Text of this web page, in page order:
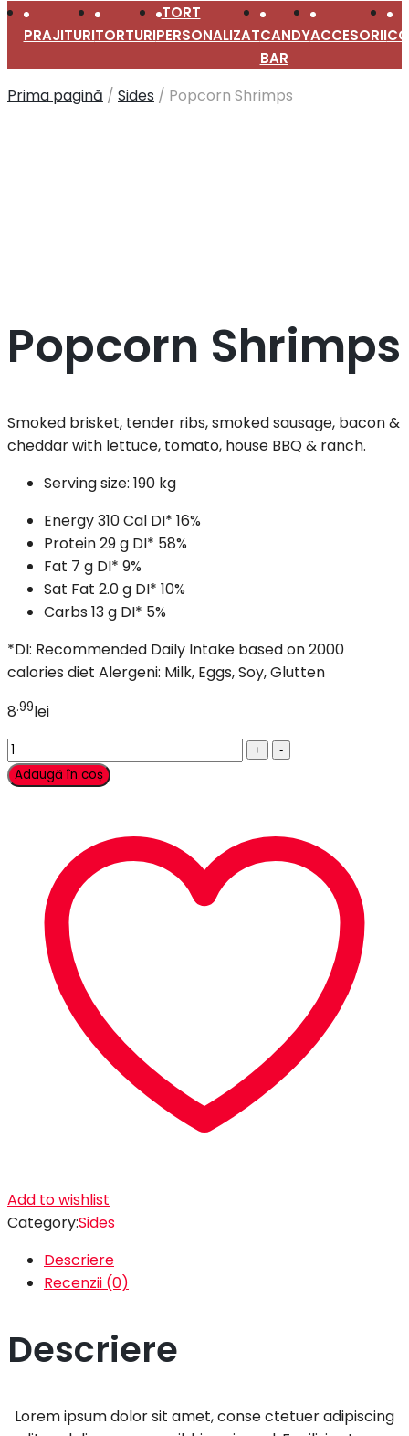
PRAJITURITORTURI
TORT
PERSONALIZATCANDY
BAR
ACCESORII
Prima pagină / Sides / Popcorn Shrimps
Popcorn Shrimps
Smoked brisket, tender ribs, smoked sausage, bacon &
cheddar with lettuce, tomato, house BBQ & ranch.
Serving size: 190 kg
Energy310 Cal DI* 16%
Protein29 g DI* 58%
Fat 7 g DI* 9%
Sat Fat 2.0 g DI* 10%
Carbs 13 g DI* 5%
*DI: Recommended Daily Intake based on 2000
calories diet Alergeni: Milk, Eggs, Soy, Glutten
8.99lei
Popcorn
Shrimps
cantitate
Adaugă în coș
Add to wishlist
Category:Sides
Descriere
Recenzii (0)
Descriere
Lorem ipsum dolor sit amet, conse ctetuer adipiscing